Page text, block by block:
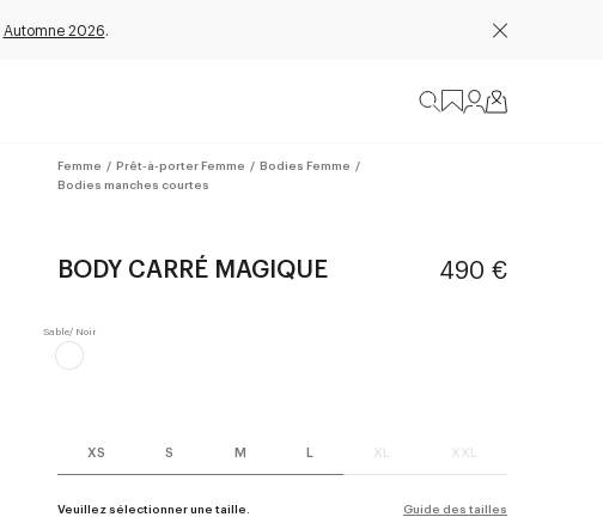
Automne 2026.
Femme / Prêt-à-porter Femme / Bodies Femme /
Bodies manches courtes
BODY CARRÉ MAGIQUE 490 €
XS S M L XL XXL
Veuillez sélectionner une taille. Guide des tailles